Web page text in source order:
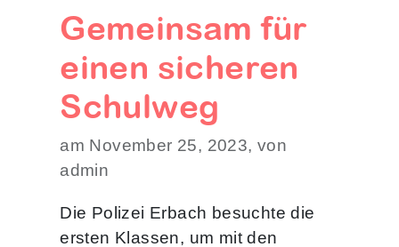
Gemeinsam für
einen sicheren
Schulweg
am November 25, 2023, von
admin
Die Polizei Erbach besuchte die
ersten Klassen, um mit den